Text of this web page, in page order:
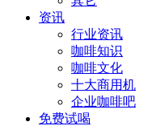
资讯
行业资讯
咖啡知识
咖啡文化
十大商用机
企业咖啡吧
免费试喝